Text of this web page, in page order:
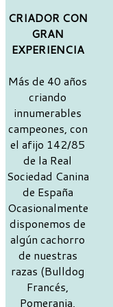
CRIADOR CON
GRAN
EXPERIENCIA
Más de 40 años
criando
innumerables
campeones, con
el afijo 142/85
de la Real
Sociedad Canina
de España
Ocasionalmente
disponemos de
algún cachorro
de nuestras
razas (Bulldog
Francés,
Pomerania,